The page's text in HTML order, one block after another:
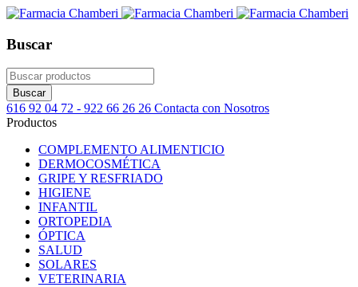
Buscar
616 92 04 72 - 922 66 26 26 Contacta con Nosotros
Productos
COMPLEMENTO ALIMENTICIO
DERMOCOSMÉTICA
GRIPE Y RESFRIADO
HIGIENE
INFANTIL
ORTOPEDIA
ÓPTICA
SALUD
SOLARES
VETERINARIA